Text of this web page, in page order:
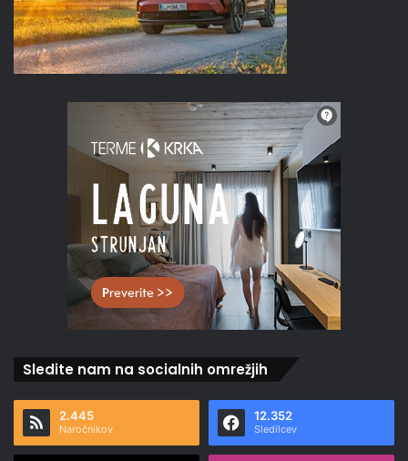
Sledite nam na socialnih omrežjih
2.445
Naročnikov
12.352
Sledilcev